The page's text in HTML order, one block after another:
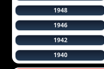
1948
1946
1942
1940